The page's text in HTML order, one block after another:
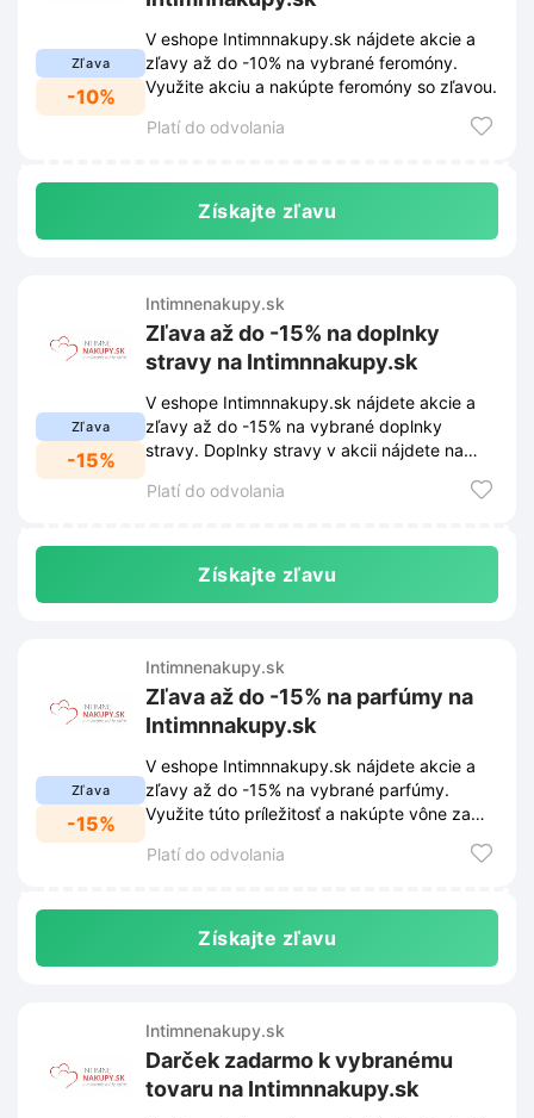
Zľava
-10%
V eshope Intimnnakupy.sk nájdete akcie a
zľavy až do -10% na vybrané feromóny.
Využite akciu a nakúpte feromóny so zľavou.
Platí do odvolania
Získajte zľavu
Zľava
-15%
Intimnenakupy.sk
Zľava až do -15% na doplnky
stravy na Intimnnakupy.sk
V eshope Intimnnakupy.sk nájdete akcie a
zľavy až do -15% na vybrané doplnky
stravy. Doplnky stravy v akcii nájdete na
Platí do odvolania
Získajte zľavu
Zľava
-15%
Intimnenakupy.sk
Zľava až do -15% na parfúmy na
Intimnnakupy.sk
V eshope Intimnnakupy.sk nájdete akcie a
zľavy až do -15% na vybrané parfúmy.
Využite túto príležitosť a nakúpte vône za
Platí do odvolania
Získajte zľavu
Intimnenakupy.sk
Darček zadarmo k vybranému
tovaru na Intimnnakupy.sk